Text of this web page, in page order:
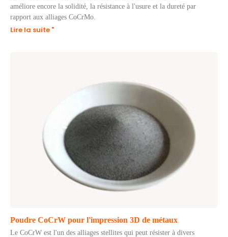
améliore encore la solidité, la résistance à l'usure et la dureté par
rapport aux alliages CoCrMo.
Lire la suite "
Poudre CoCrW pour l'impression 3D de métaux
Le CoCrW est l'un des alliages stellites qui peut résister à divers